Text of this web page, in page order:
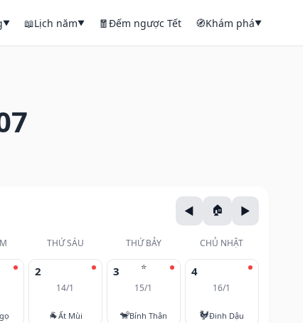
▼ 📖Lịch năm▼ 🧧Đếm ngược Tết 🧭Khám phá▼
THỨ SÁU THỨ BẢY CHỦ NHẬT
2
14/1
🐐Ất Mùi
⭐
3
15/1
🐒Bính Thân
4
16/1
🐓Đinh Dậu